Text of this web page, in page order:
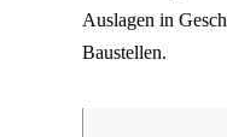
Auslagen in
Baustellen.